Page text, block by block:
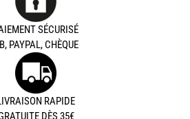
SÉCURISÉ
PAYPAL, CHÈQUE
RAPIDE
DÈS 35€